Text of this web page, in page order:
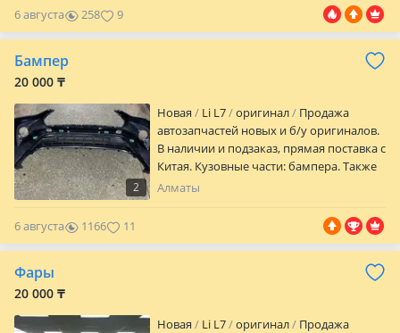
6 августа 258 9
Бампер
20 000 ₸
2
Новая Li L7 оригинал
Продажа
автозапчастей новых и б/у оригиналов.
В наличии и подзаказ, прямая поставка с
Китая. Кузовные части: бампера. Также
имеются детали по кузову.
Алматы
6 августа 1166 11
Фары
20 000 ₸
Новая Li L7 оригинал
Продажа